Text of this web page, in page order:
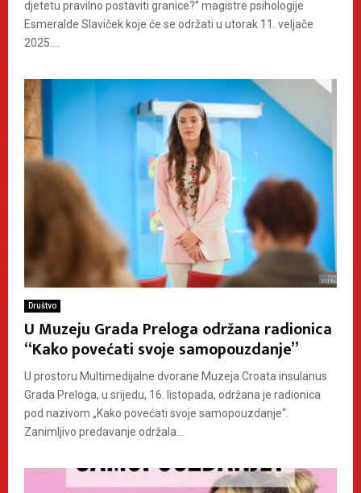
djetetu pravilno postaviti granice?” magistre psihologije
Esmeralde Slaviček koje će se održati u utorak 11. veljače
2025....
Društvo
U Muzeju Grada Preloga održana radionica
“Kako povećati svoje samopouzdanje”
U prostoru Multimedijalne dvorane Muzeja Croata insulanus
Grada Preloga, u srijedu, 16. listopada, održana je radionica
pod nazivom „Kako povećati svoje samopouzdanje“.
Zanimljivo predavanje održala...